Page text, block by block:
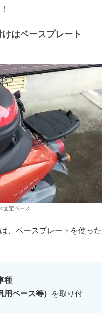
はベースプレート
固定ベース
、ベースプレートを使った
種
ベース等）
を取り付